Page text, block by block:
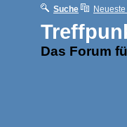
Suche
Das Forum